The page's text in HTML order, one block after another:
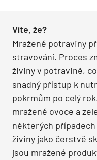
Víte, že?
Mražené potraviny
stravování. Proces
živiny v potravině,
snadný přístup k
pokrmům po celý
mražené ovoce a
některých
živiny jako čerstvě
jsou mražené